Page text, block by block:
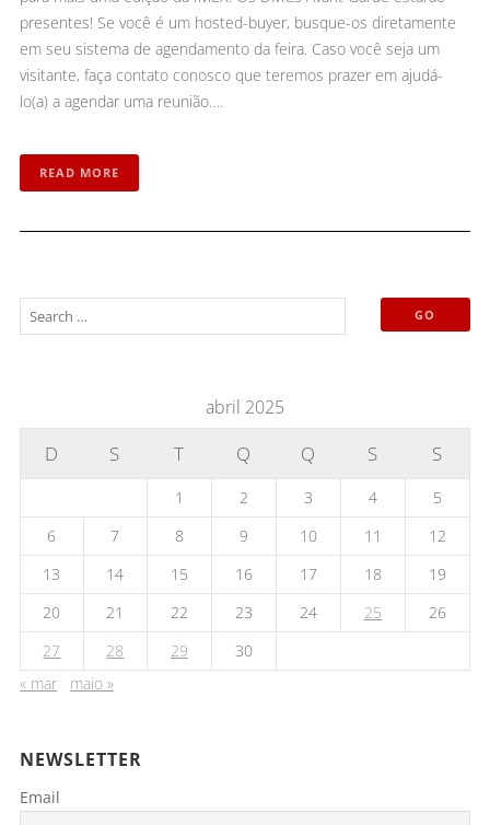
presentes! Se você é um hosted-buyer, busque-os diretamente
em seu sistema de agendamento da feira. Caso você seja um
visitante, faça contato conosco que teremos prazer em ajudá-
lo(a) a agendar uma reunião….
READ MORE
abril 2025
D S T Q Q S S
1 2 3 4
5
6
7 8 9 10 11
12
13
14 15 16 17 18
19
20
21 22 23 24 25
26
27
28 29
30
« mar
maio »
NEWSLETTER
Email